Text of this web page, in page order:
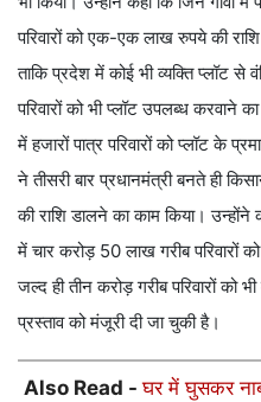
परिवारों को एक-एक लाख रुपये की
ताकि प्रदेश में कोई भी व्यक्ति प्लॉट से
परिवारों को भी प्लॉट उपलब्ध
में हजारों पात्र परिवारों को प्लॉट के
ने तीसरी बार प्रधानमंत्री बनते ही
की राशि डालने का काम किया।
में चार करोड़ 50 लाख गरीब
जल्द ही तीन करोड़ गरीब परिवारों को
प्रस्ताव को मंजूरी दी जा चुकी है।
Also Read -घर में घुसकर